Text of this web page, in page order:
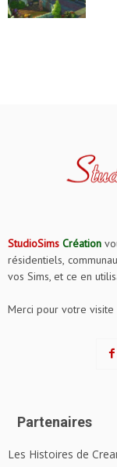
StudioSims Création
résidentiels,
vos Sims, et ce en
Merci pour votre visite
Partenaires
Les Histoires de